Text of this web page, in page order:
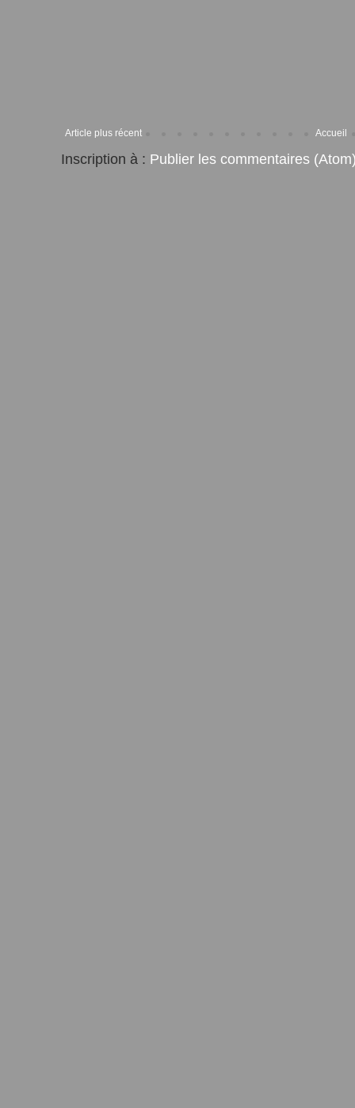
Article plus récent Accueil
Inscription à : Publier les commentaires